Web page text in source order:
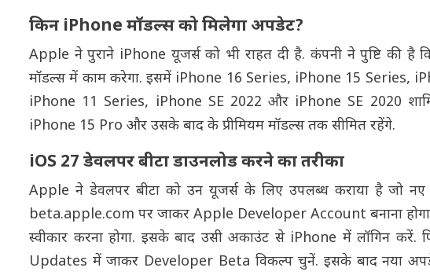
किन iPhone मॉडल्स को मिलेगा अपडेट?
Apple ने पुराने iPhone यूजर्स को भी राहत दी है. कंपनी ने पुष्टि की
मॉडल्स में काम करेगा. इसमें iPhone 16 Series, iPhone 15 Series,
iPhone 11 Series, iPhone SE 2022 और iPhone SE 2020
iPhone 15 Pro और उसके बाद के प्रीमियम मॉडल्स तक सीमित रहेंगे.
iOS 27 डेवलपर बीटा डाउनलोड करने का तरीका
Apple ने डेवलपर बीटा को उन यूजर्स के लिए उपलब्ध कराया है जो
beta.apple.com पर जाकर Apple Developer Account बनाना
स्वीकार करना होगा. इसके बाद उसी अकाउंट से iPhone में लॉगिन
Updates में जाकर Developer Beta विकल्प चुनें. इसके बाद नया